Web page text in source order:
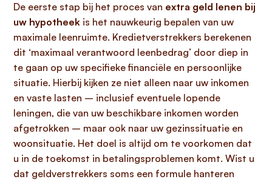
De eerste stap bij het proces van extra geld lenen bij
uw hypotheek is het nauwkeurig bepalen van uw
maximale leenruimte. Kredietverstrekkers berekenen
dit ‘maximaal verantwoord leenbedrag’ door diep in
te gaan op uw specifieke financiële en persoonlijke
situatie. Hierbij kijken ze niet alleen naar uw inkomen
en vaste lasten – inclusief eventuele lopende
leningen, die van uw beschikbare inkomen worden
afgetrokken – maar ook naar uw gezinssituatie en
woonsituatie. Het doel is altijd om te voorkomen dat
u in de toekomst in betalingsproblemen komt. Wist u
dat geldverstrekkers soms een formule hanteren